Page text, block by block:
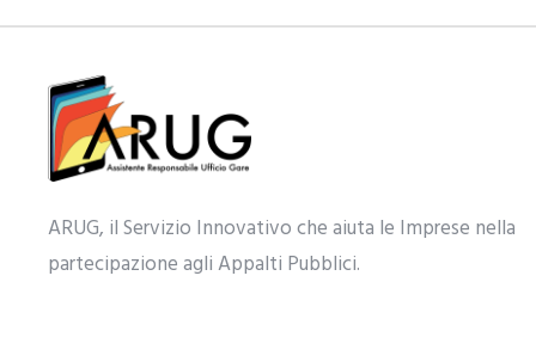
ARUG, il Servizio Innovativo che aiuta le Imprese nella
partecipazione agli Appalti Pubblici.​